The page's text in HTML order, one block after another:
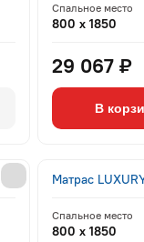
Спальное место
800 x 1850
29 067 ₽
В
Матрас
Спальное место
800 x 1850